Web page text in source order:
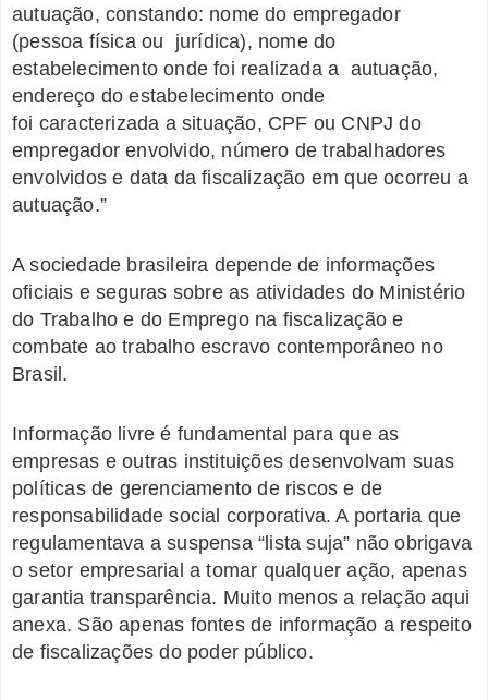
autuação, constando: nome do empregador
(pessoa física ou jurídica), nome do
estabelecimento onde foi realizada a autuação,
endereço do estabelecimento onde
foi caracterizada a situação, CPF ou CNPJ do
empregador envolvido, número de trabalhadores
envolvidos e data da fiscalização em que ocorreu a
autuação.”
A sociedade brasileira depende de informações
oficiais e seguras sobre as atividades do Ministério
do Trabalho e do Emprego na fiscalização e
combate ao trabalho escravo contemporâneo no
Brasil.
Informação livre é fundamental para que as
empresas e outras instituições desenvolvam suas
políticas de gerenciamento de riscos e de
responsabilidade social corporativa. A portaria que
regulamentava a suspensa “lista suja” não obrigava
o setor empresarial a tomar qualquer ação, apenas
garantia transparência. Muito menos a relação aqui
anexa. São apenas fontes de informação a respeito
de fiscalizações do poder público.